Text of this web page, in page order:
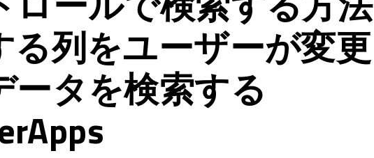
る列をユーザーが変更
ータを検索する